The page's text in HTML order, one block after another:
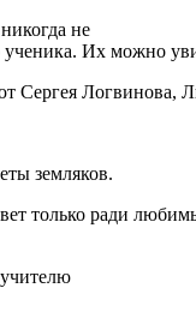
не
ученика. Их можно
Сергея Логвинова,
земляков.
только ради